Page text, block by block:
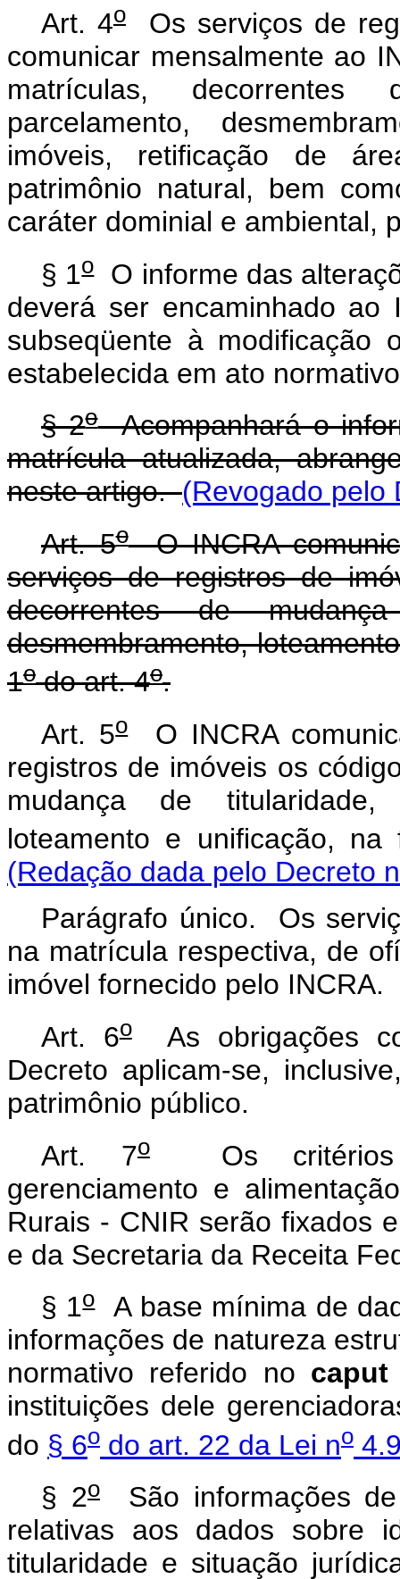
Art. 4o Os serviços de
comunicar mensalmente ao
matrículas,
parcelamento,
imóveis, retificação de
patrimônio natural, bem
caráter dominial e ambiental,
§ 1oO informe das
deverá ser encaminhado
subseqüente à
estabelecida em ato
§ 2oAcompanhará o
matrícula atualizada,
neste artigo.(Revogado pelo
Art. 5oO INCRA
serviços de registros de
decorrentes de
desmembramento,
1odo art. 4o.
Art. 5oO INCRA
registros de imóveis os
mudança de titularidade,
loteamento e unificação,
(Redação dada pelo Decreto
Parágrafo único. Os
na matrícula respectiva, de
imóvel fornecido pelo INCRA.
Art. 6oAs obrigações
Decreto aplicam-se,
patrimônio público.
Art. 7oOs critérios
gerenciamento e
Rurais - CNIR serão fixados
e da Secretaria da Receita
§ 1oA base mínima de
informações de natureza
normativo referido no caput
instituições dele
do § 6o do art. 22 da Lei no
§ 2oSão informações de
relativas aos dados sobre
titularidade e situação